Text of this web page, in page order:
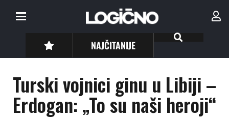
NAJČITANIJE
Turski vojnici ginu u Libiji –
Erdogan: „To su naši heroji“